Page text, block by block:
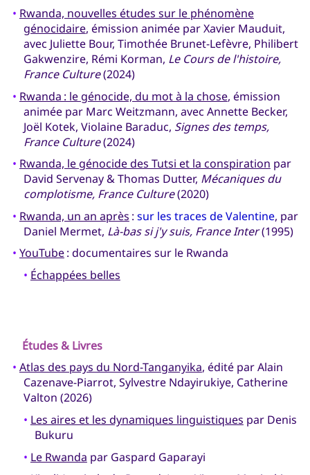
• Rwanda, nouvelles études sur le phénomène
génocidaire, émission animée par Xavier Mauduit,
avec Juliette Bour, Timothée Brunet-Lefèvre, Philibert
Gakwenzire, Rémi Korman, Le Cours de l'histoire,
France Culture(2024)
• Rwanda : le génocide, du mot à la chose, émission
animée par Marc Weitzmann, avec Annette Becker,
Joël Kotek, Violaine Baraduc, Signes des temps,
France Culture(2024)
• Rwanda, le génocide des Tutsi et la conspiration par
David Servenay & Thomas Dutter, Mécaniques du
complotisme, France Culture(2020)
• Rwanda, un an après : sur les traces de Valentine, par
Daniel Mermet, Là-bas si j'y suis, France Inter(1995)
• YouTube: documentaires sur le Rwanda
• Échappées belles
Études & Livres
• Atlas des pays du Nord-Tanganyika, édité par Alain
Cazenave-Piarrot, Sylvestre Ndayirukiye, Catherine
Valton (2026)
• Les aires et les dynamiques linguistiques par Denis
Bukuru
• Le Rwanda par Gaspard Gaparayi